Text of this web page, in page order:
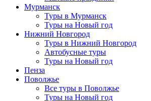
Мурманск
Туры в Мурманск
Туры на Новый год
Нижний Новгород
Туры в Нижний Новгород
Автобусные туры
Туры на Новый год
Пенза
Поволжье
Все туры в Поволжье
Туры на Новый год